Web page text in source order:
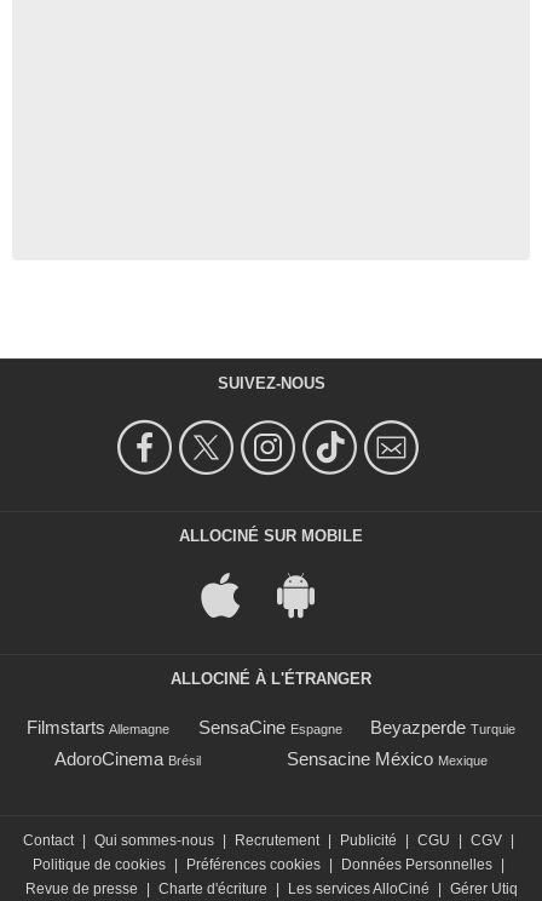
SUIVEZ-NOUS
ALLOCINÉ SUR MOBILE
ALLOCINÉ À L'ÉTRANGER
Filmstarts Allemagne SensaCine Espagne Beyazperde Turquie
AdoroCinema Brésil Sensacine México Mexique
Contact Qui sommes-nous Recrutement Publicité CGU CGV
Politique de cookies
Préférences cookies Données Personnelles
Revue de presse
Charte d'écriture Les services AlloCiné Gérer Utiq